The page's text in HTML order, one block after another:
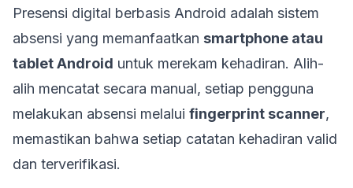
Presensi digital berbasis Android adalah sistem
absensi yang memanfaatkan smartphone atau
tablet Android untuk merekam kehadiran. Alih-
alih mencatat secara manual, setiap pengguna
melakukan absensi melalui fingerprint scanner,
memastikan bahwa setiap catatan kehadiran valid
dan terverifikasi.